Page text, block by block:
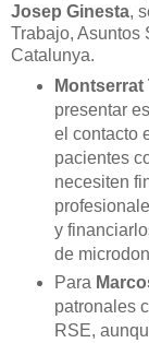
Josep Ginesta,
Trabajo, Asuntos
Catalunya.
Montserrat
presentar
el contacto
pacientes
necesiten
y
de
Para
patronales
RSE,